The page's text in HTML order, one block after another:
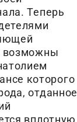
Теперь
возможны
которого
отданное
вплотную